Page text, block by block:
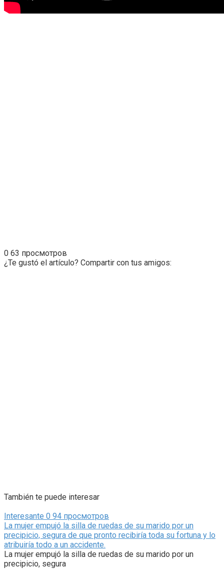
0 63 просмотров
¿Te gustó el artículo? Compartir con tus amigos:
También te puede interesar
Interesante 0 94 просмотров
La mujer empujó la silla de ruedas de su marido por un
precipicio, segura de que pronto recibiría toda su fortuna y lo
atribuiría todo a un accidente.
La mujer empujó la silla de ruedas de su marido por un
precipicio, segura